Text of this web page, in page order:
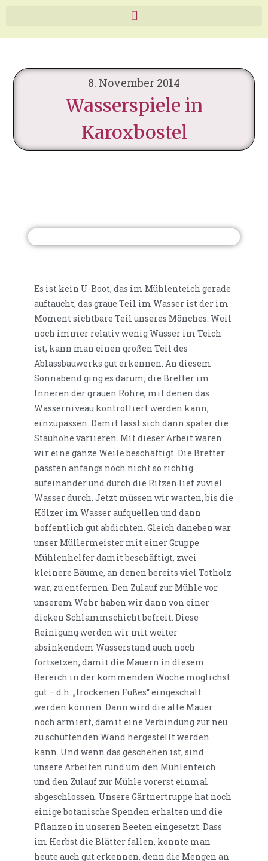
8. November 2014
Wasserspiele in
Karoxbostel
Es ist kein U-Boot, das im Mühlenteich gerade
auftaucht, das graue Teil im Wasser ist der im
Moment sichtbare Teil unseres Mönches. Weil
noch immer relativ wenig Wasser im Teich
ist, kann man einen großen Teil des
Ablassbauwerks gut erkennen. An diesem
Sonnabend ging es darum, die Bretter im
Inneren der grauen Röhre, mit denen das
Wasserniveau kontrolliert werden kann,
einzupassen. Damit lässt sich dann später die
Stauhöhe variieren. Mit dieser Arbeit waren
wir eine ganze Weile beschäftigt. Die Bretter
passten anfangs noch nicht so richtig
aufeinander und durch die Ritzen lief zuviel
Wasser durch. Jetzt müssen wir warten, bis die
Hölzer im Wasser aufquellen und dann
hoffentlich gut abdichten. Gleich daneben war
unser Müllermeister mit einer Gruppe
Mühlenhelfer damit beschäftigt, zwei
kleinere Bäume, an denen bereits viel Totholz
war, zu entfernen. Den Zulauf zur Mühle vor
unserem Wehr haben wir dann von einer
dicken Schlammschicht befreit. Diese
Reinigung werden wir mit weiter
absinkendem Wasserstand auch noch
fortsetzen, damit die Mauern in diesem
Bereich in der kommenden Woche möglichst
gut – d.h. „trockenen Fußes“ eingeschalt
werden können. Dann wird die alte Mauer
noch armiert, damit eine Verbindung zur neu
zu schüttenden Wand hergestellt werden
kann. Und wenn das geschehen ist, sind
unsere Arbeiten rund um den Mühlenteich
und den Zulauf zur Mühle vorerst einmal
abgeschlossen. Unsere Gärtnertruppe hat noch
einige botanische Spenden erhalten und die
Pflanzen in unseren Beeten eingesetzt. Dass
im Herbst die Blätter fallen, konnte man
heute auch gut erkennen, denn die Mengen an